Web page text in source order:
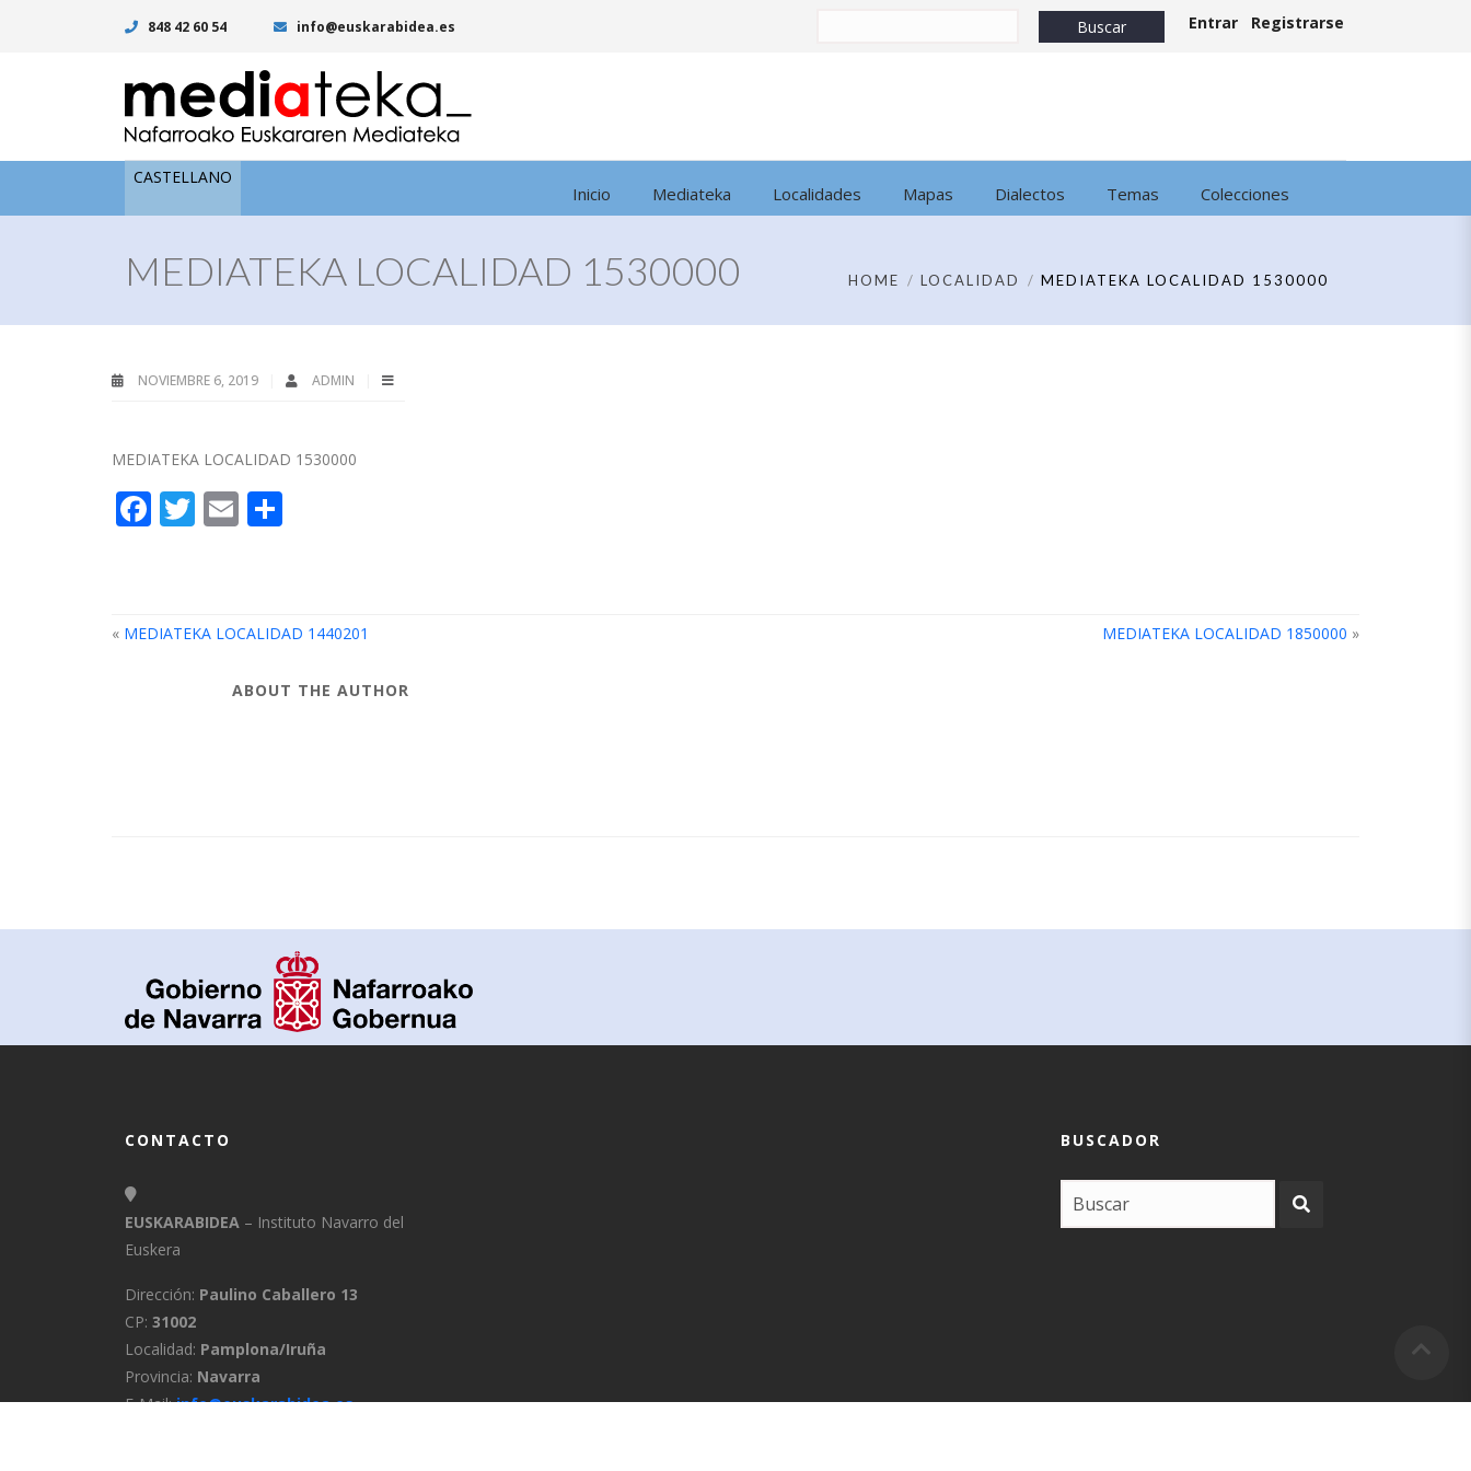
848 42 60 54 info@euskarabidea.es Entrar Registrarse
CASTELLANO
Inicio Mediateka Localidades Mapas Dialectos Temas Colecciones
MEDIATEKA LOCALIDAD 1530000 HOME LOCALIDAD MEDIATEKA LOCALIDAD 1530000
NOVIEMBRE 6, 2019 ADMIN
MEDIATEKA LOCALIDAD 1530000
Facebook
Twitter
Email
« MEDIATEKA LOCALIDAD 1440201 MEDIATEKA LOCALIDAD 1850000 »
ABOUT THE AUTHOR
CONTACTO
EUSKARABIDEA – Instituto Navarro del
Euskera
Dirección: Paulino Caballero 13
CP: 31002
Localidad: Pamplona/Iruña
Provincia: Navarra
E-Mail:info@euskarabidea.es
BUSCADOR